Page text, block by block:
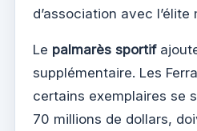
d’association avec l’élite
Le palmarès sportif
supplémentaire. Les
certains exemplaires se
70 millions de dollars,